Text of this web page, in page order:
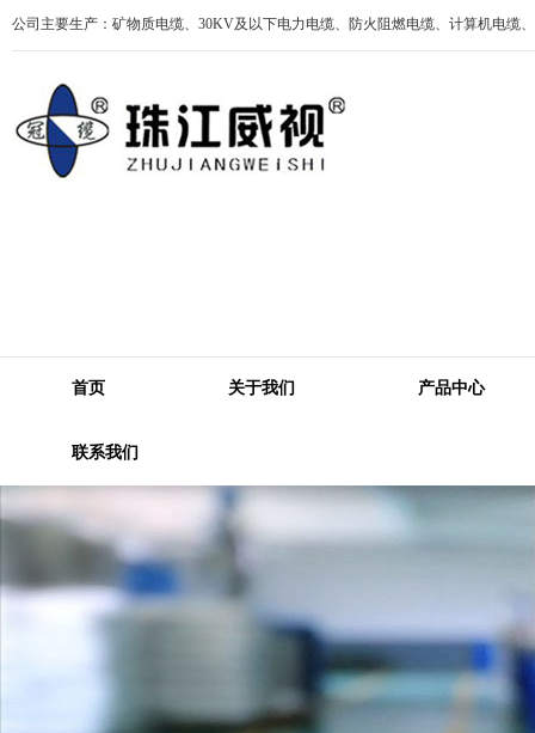
公司主要生产：矿物质电缆、30KV及以下电力电缆、防火阻燃电缆、计算机电缆
首页 关于我们 产品中心
联系我们